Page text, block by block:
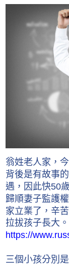
翁姓老人家，
背後是有故事
遇，因此快50
歸順妻子監護
家立業了，辛
拉拔孩子長大。
https://
三個小孩分別